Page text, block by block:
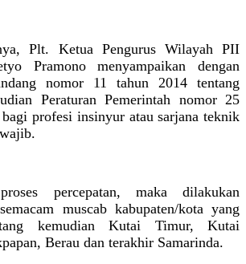
Plt. Ketua Pengurus Wilayah PII
Pramono menyampaikan dengan
nomor 11 tahun 2014 tentang
Peraturan Pemerintah nomor 25
profesi insinyur atau sarjana teknik
percepatan, maka dilakukan
muscab kabupaten/kota yang
kemudian Kutai Timur, Kutai
Berau dan terakhir Samarinda.